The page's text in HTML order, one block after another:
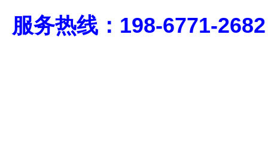
服务热线：198-6771-2682